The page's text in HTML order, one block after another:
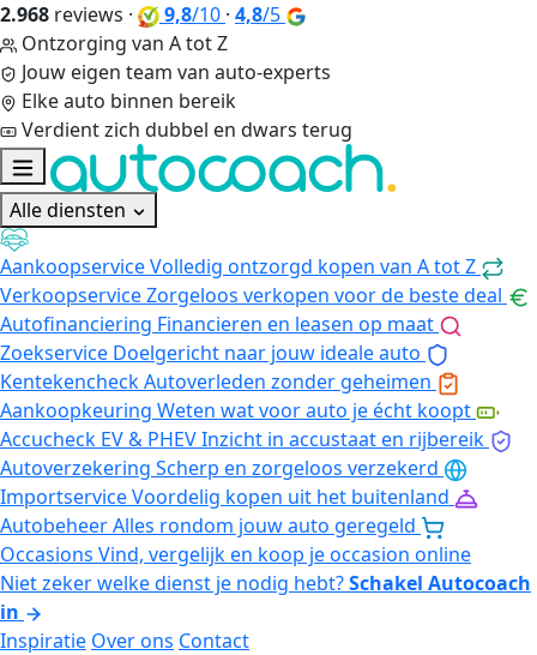
2.968 reviews · 9,8/10 · 4,8/5
Ontzorging van A tot Z
Jouw eigen team van auto-experts
Elke auto binnen bereik
Verdient zich dubbel en dwars terug
Alle diensten
AankoopserviceVolledig ontzorgd kopen van A tot Z
VerkoopserviceZorgeloos verkopen voor de beste deal
Autofinanciering Financieren en leasen op maat
Zoekservice Doelgericht naar jouw ideale auto
KentekencheckAutoverleden zonder geheimen
Aankoopkeuring Weten wat voor auto je écht koopt
Accucheck EV & PHEVInzicht in accustaat en rijbereik
Autoverzekering Scherp en zorgeloos verzekerd
ImportserviceVoordelig kopen uit het buitenland
AutobeheerAlles rondom jouw auto geregeld
Occasions Vind, vergelijk en koop je occasion online
Niet zeker welke dienst je nodig hebt?Schakel Autocoach
in
Inspiratie Over ons Contact